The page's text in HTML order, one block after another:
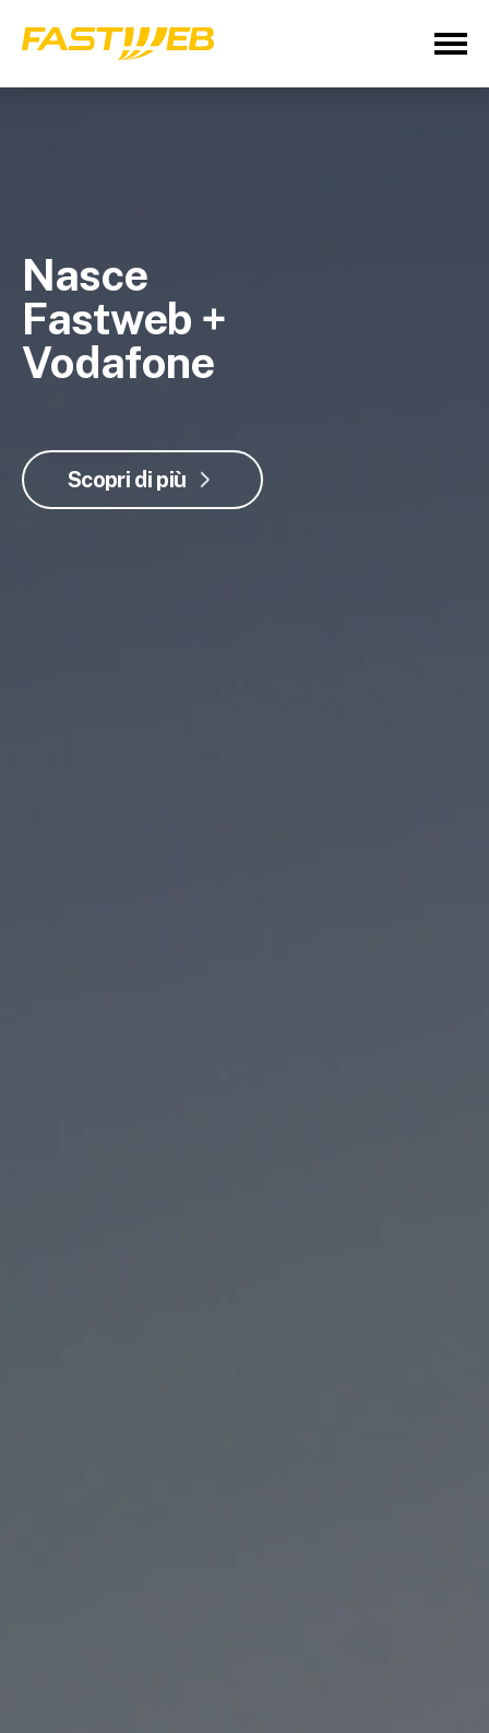
Nasce
Fastweb +
Vodafone
Scopri di più